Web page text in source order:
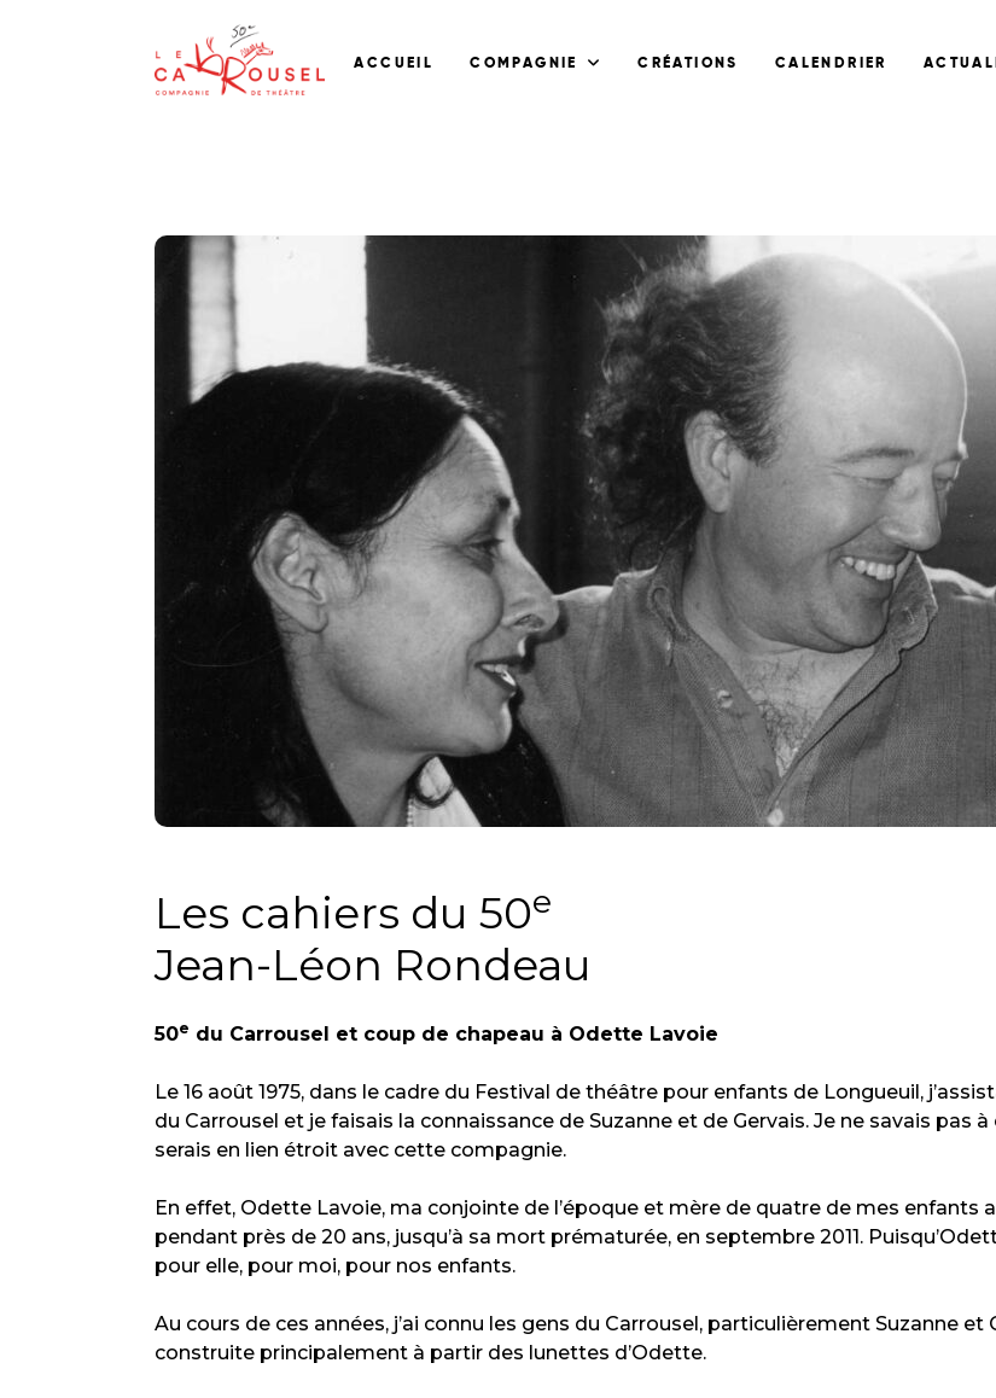
ACCUEIL COMPAGNIE CRÉATIONS CALENDRIER
Les cahiers du 50e
Jean-Léon Rondeau
50e du Carrousel et coup de chapeau à Odette Lavoie
Le 16 août 1975, dans le cadre du Festival de théâtre pour enfants de Longueuil,
du Carrousel et je faisais la connaissance de Suzanne et de Gervais. Je ne savais pas
serais en lien étroit avec cette compagnie.
En effet, Odette Lavoie, ma conjointe de l’époque et mère de quatre de mes enfants
pendant près de 20 ans, jusqu’à sa mort prématurée, en septembre 2011.
pour elle, pour moi, pour nos enfants.
Au cours de ces années, j’ai connu les gens du Carrousel, particulièrement Suzanne
construite principalement à partir des lunettes d’Odette.